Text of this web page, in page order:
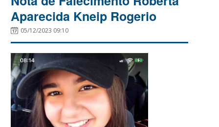
Aparecida Kneip Rogerio
05/12/2023 09:10